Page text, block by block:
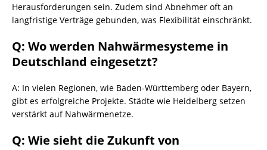
Herausforderungen sein. Zudem sind Abnehmer oft an
langfristige Verträge gebunden, was Flexibilität einschränkt.
Q: Wo werden Nahwärmesysteme in
Deutschland eingesetzt?
A: In vielen Regionen, wie Baden-Württemberg oder Bayern,
gibt es erfolgreiche Projekte. Städte wie Heidelberg setzen
verstärkt auf Nahwärmenetze.
Q: Wie sieht die Zukunft von